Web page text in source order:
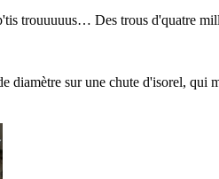
trouuuuus… Des trous d'quatre
diamètre sur une chute d'isorel, qui